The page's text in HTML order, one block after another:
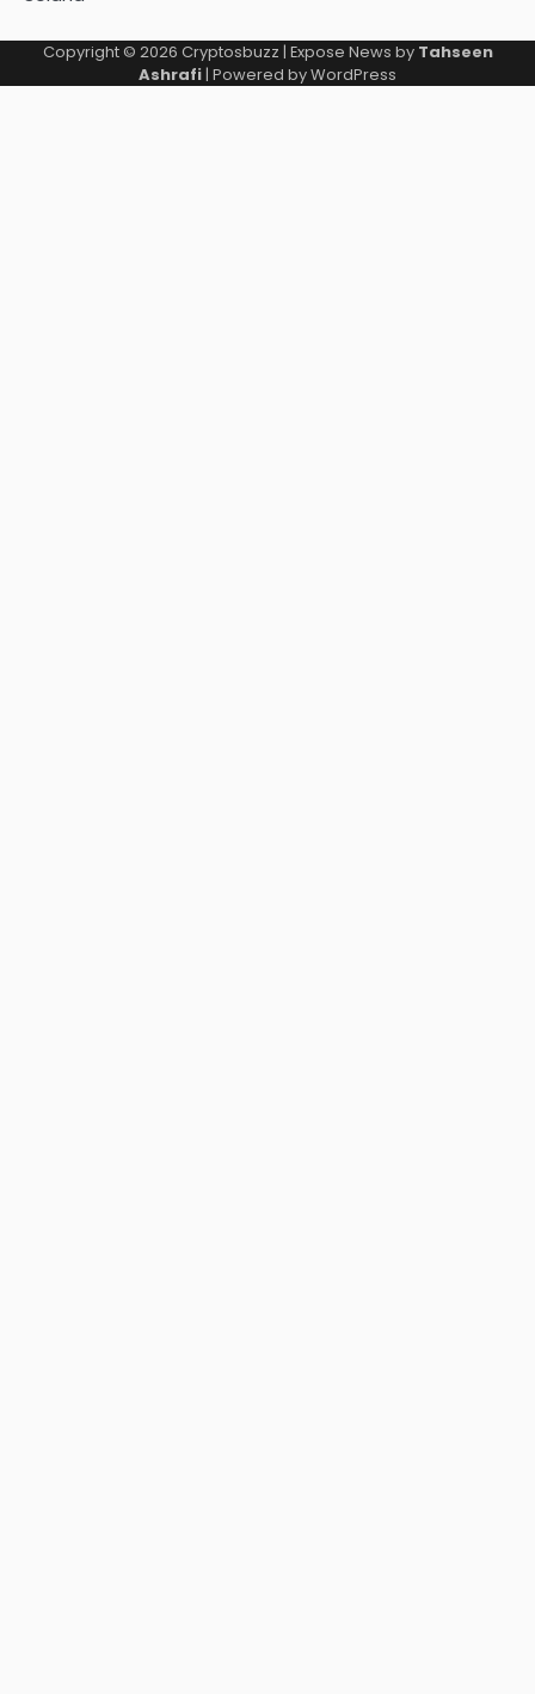
Copyright © 2026 Cryptosbuzz | Expose News by Tahseen
Ashrafi| Powered byWordPress